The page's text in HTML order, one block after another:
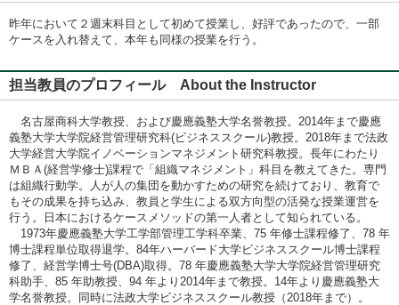
昨年において２週末科目として初めて授業し、好評であったので、一部
ケースを入れ替えて、本年も同様の授業を行う。
担当教員のプロフィール About the Instructor
名古屋商科大学教授、および慶應義塾大学名誉教授。2014年まで慶應
義塾大学大学院経営管理研究科(ビジネススクール)教授。2018年まで法政
大学経営大学院イノベーションマネジメント研究科教授。長年にわたり
ＭＢＡ(経営学修士)課程で「組織マネジメント」科目を教えてきた。専門
は組織行動学。人が人の集団を動かすための研究を続けており、教育で
もその成果を持ち込み、教員と学生による双方向型の活発な授業運営を
行う。日本におけるケースメソッドの第一人者として知られている。
1973年慶應義塾大学工学部管理工学科卒業、75 年修士課程修了、78 年
博士課程単位取得退学。84年ハーバード大学ビジネススクール博士課程
修了、経営学博士号(DBA)取得。78 年慶應義塾大学大学院経営管理研究
科助手、85 年助教授、94 年より2014年まで教授。14年より慶應義塾大
学名誉教授。同時に法政大学ビジネススクール教授（2018年まで）。